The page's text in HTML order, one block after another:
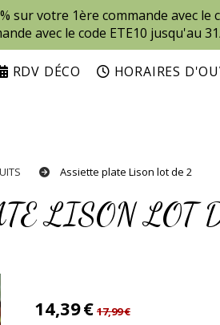
sur votre 1ère commande avec le
avec le code ETE10 jusqu'au
RDV DÉCO HORAIRES
Assiette plate Lison lot de 2
LISON LOT
14,39€ 17,99€